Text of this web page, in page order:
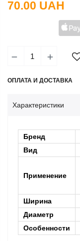
70.00 UAH
ОПЛАТА И ДОСТАВКА
Характеристики
Бренд
Вид
Применение
Ширина
Диаметр
Особенности